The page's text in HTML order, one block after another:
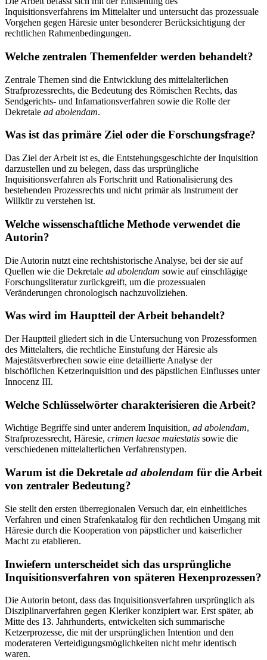
Inquisitionsverfahrens im Mittelalter und untersucht das prozessuale
Vorgehen gegen Häresie unter besonderer Berücksichtigung der
rechtlichen Rahmenbedingungen.
Welche zentralen Themenfelder werden behandelt?
Zentrale Themen sind die Entwicklung des mittelalterlichen
Strafprozessrechts, die Bedeutung des Römischen Rechts, das
Sendgerichts- und Infamationsverfahren sowie die Rolle der
Dekretale ad abolendam.
Was ist das primäre Ziel oder die Forschungsfrage?
Das Ziel der Arbeit ist es, die Entstehungsgeschichte der Inquisition
darzustellen und zu belegen, dass das ursprüngliche
Inquisitionsverfahren als Fortschritt und Rationalisierung des
bestehenden Prozessrechts und nicht primär als Instrument der
Willkür zu verstehen ist.
Welche wissenschaftliche Methode verwendet die
Autorin?
Die Autorin nutzt eine rechtshistorische Analyse, bei der sie auf
Quellen wie die Dekretale ad abolendam sowie auf einschlägige
Forschungsliteratur zurückgreift, um die prozessualen
Veränderungen chronologisch nachzuvollziehen.
Was wird im Hauptteil der Arbeit behandelt?
Der Hauptteil gliedert sich in die Untersuchung von Prozessformen
des Mittelalters, die rechtliche Einstufung der Häresie als
Majestätsverbrechen sowie eine detaillierte Analyse der
bischöflichen Ketzerinquisition und des päpstlichen Einflusses unter
Innocenz III.
Welche Schlüsselwörter charakterisieren die Arbeit?
Wichtige Begriffe sind unter anderem Inquisition, ad abolendam,
Strafprozessrecht, Häresie, crimen laesae maiestatis sowie die
verschiedenen mittelalterlichen Verfahrenstypen.
Warum ist die Dekretale ad abolendam für die Arbeit
von zentraler Bedeutung?
Sie stellt den ersten überregionalen Versuch dar, ein einheitliches
Verfahren und einen Strafenkatalog für den rechtlichen Umgang mit
Häresie durch die Kooperation von päpstlicher und kaiserlicher
Macht zu etablieren.
Inwiefern unterscheidet sich das ursprüngliche
Inquisitionsverfahren von späteren Hexenprozessen?
Die Autorin betont, dass das Inquisitionsverfahren ursprünglich als
Disziplinarverfahren gegen Kleriker konzipiert war. Erst später, ab
Mitte des 13. Jahrhunderts, entwickelten sich summarische
Ketzerprozesse, die mit der ursprünglichen Intention und den
moderateren Verteidigungsmöglichkeiten nicht mehr identisch
waren.